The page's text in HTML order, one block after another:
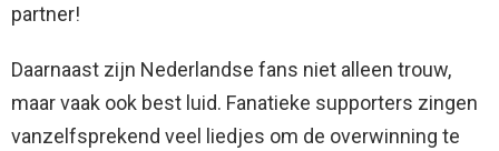
partner!
Daarnaast zijn Nederlandse fans niet alleen trouw,
maar vaak ook best luid. Fanatieke supporters zingen
vanzelfsprekend veel liedjes om de overwinning te